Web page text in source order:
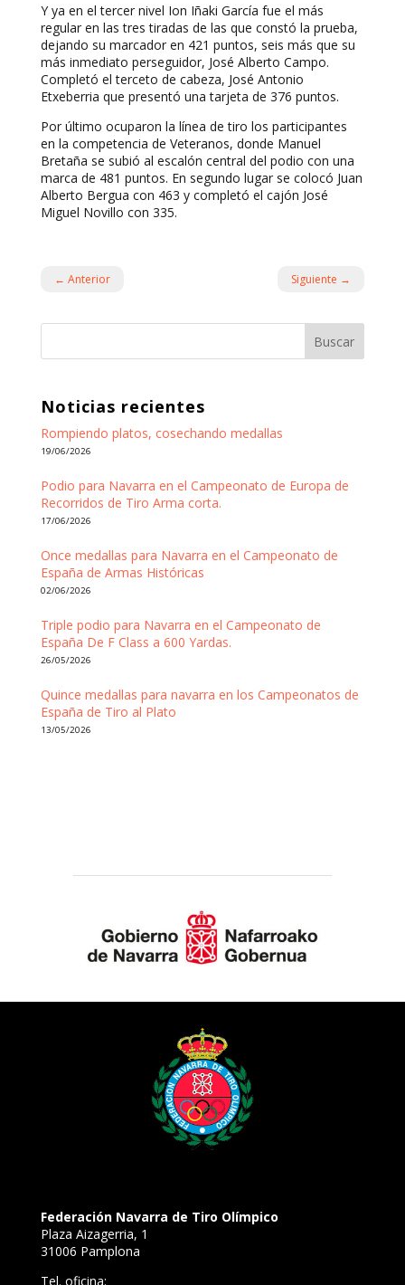
Y ya en el tercer nivel Ion Iñaki García fue el más
regular en las tres tiradas de las que constó la prueba,
dejando su marcador en 421 puntos, seis más que su
más inmediato perseguidor, José Alberto Campo.
Completó el terceto de cabeza, José Antonio
Etxeberria que presentó una tarjeta de 376 puntos.
Por último ocuparon la línea de tiro los participantes
en la competencia de Veteranos, donde Manuel
Bretaña se subió al escalón central del podio con una
marca de 481 puntos. En segundo lugar se colocó Juan
Alberto Bergua con 463 y completó el cajón José
Miguel Novillo con 335.
← Anterior Siguiente →
Buscar
Noticias recientes
Rompiendo platos, cosechando medallas
19/06/2026
Podio para Navarra en el Campeonato de Europa de
Recorridos de Tiro Arma corta.
17/06/2026
Once medallas para Navarra en el Campeonato de
España de Armas Históricas
02/06/2026
Triple podio para Navarra en el Campeonato de
España De F Class a 600 Yardas.
26/05/2026
Quince medallas para navarra en los Campeonatos de
España de Tiro al Plato
13/05/2026
Federación Navarra de Tiro Olímpico
Plaza Aizagerria, 1
31006 Pamplona
Tel. oficina: